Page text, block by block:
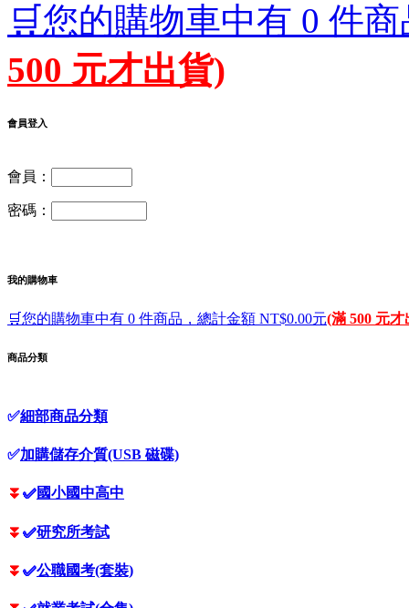
🛒您的購物車中有 0 件
500 元才出貨)
會員登入
會員：
密碼：
我的購物車
🛒您的購物車中有 0 件商品，總計金額 NT$0.00元(滿 500 元才
商品分類
✅細部商品分類
✅加購儲存介質(USB 磁碟)
⏬ ✅國小國中高中
⏬ ✅研究所考試
⏬ ✅公職國考(套裝)